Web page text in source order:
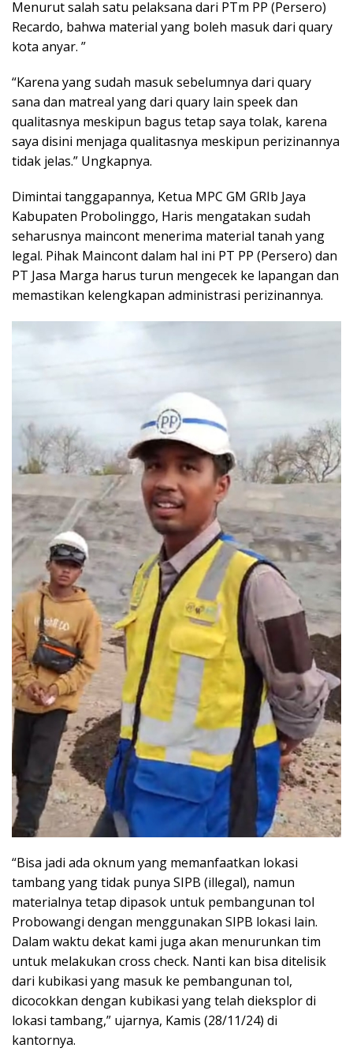
Menurut salah satu pelaksana dari PTm PP (Persero)
Recardo, bahwa material yang boleh masuk dari quary
kota anyar. ”
“Karena yang sudah masuk sebelumnya dari quary
sana dan matreal yang dari quary lain speek dan
qualitasnya meskipun bagus tetap saya tolak, karena
saya disini menjaga qualitasnya meskipun perizinannya
tidak jelas.” Ungkapnya.
Dimintai tanggapannya, Ketua MPC GM GRIb Jaya
Kabupaten Probolinggo, Haris mengatakan sudah
seharusnya maincont menerima material tanah yang
legal. Pihak Maincont dalam hal ini PT PP (Persero) dan
PT Jasa Marga harus turun mengecek ke lapangan dan
memastikan kelengkapan administrasi perizinannya.
“Bisa jadi ada oknum yang memanfaatkan lokasi
tambang yang tidak punya SIPB (illegal), namun
materialnya tetap dipasok untuk pembangunan tol
Probowangi dengan menggunakan SIPB lokasi lain.
Dalam waktu dekat kami juga akan menurunkan tim
untuk melakukan cross check. Nanti kan bisa ditelisik
dari kubikasi yang masuk ke pembangunan tol,
dicocokkan dengan kubikasi yang telah dieksplor di
lokasi tambang,” ujarnya, Kamis (28/11/24) di
kantornya.